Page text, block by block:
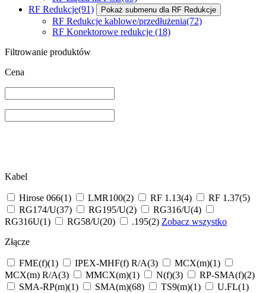
RF Redukcje(91) Pokaż submenu dla RF Redukcje
RF Redukcje kablowe/przedłużenia(72)
RF Konektorowe redukcje (18)
Filtrowanie produktów
Cena
Kabel
Hirose 066(1) LMR100(2) RF 1.13(4) RF 1.37(5)
RG174/U(37) RG195/U(2) RG316/U(4)
RG316U(1) RG58/U(20) .195(2) Zobacz wszystko
Złącze
FME(f)(1) IPEX-MHF(f) R/A(3) MCX(m)(1)
MCX(m) R/A(3) MMCX(m)(1) N(f)(3) RP-SMA(f)(2)
SMA-RP(m)(1) SMA(m)(68) TS9(m)(1) U.FL(1)